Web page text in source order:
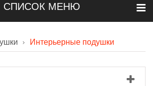
СПИСОК МЕНЮ
Интерьерные подушки